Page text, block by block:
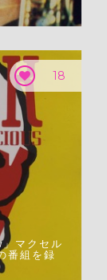
18
マクセル
番組を録